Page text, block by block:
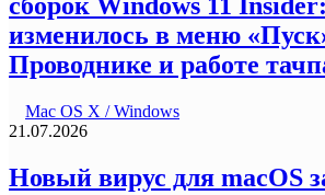
изменилось в меню
Проводнике и работе
Mac OS X / Windows
21.07.2026
Новый вирус для macOS